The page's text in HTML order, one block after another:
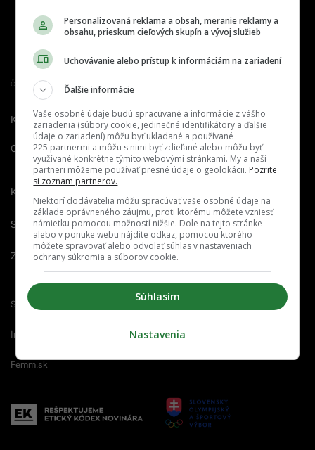
Člen združenia IAB Slovakia
Kontakt Inzercia Cenník
O nás Redakcia
Nahlásiť
chybu
Kariéra
Spravovať notifikácie
Zrušiť predplatné
Startitup.sk
Interez.sk Emefka.sk
Femm.sk
Personalizovaná reklama a obsah, meranie reklamy a
obsahu, prieskum cieľových skupín a vývoj služieb
Uchovávanie alebo prístup k informáciám na zariadení
Ďalšie informácie
Vaše osobné údaje budú spracúvané a informácie z vášho
zariadenia (súbory cookie, jedinečné identifikátory a ďalšie
údaje o zariadení) môžu byť ukladané a používané
225 partnermi a môžu s nimi byť zdieľané alebo môžu byť
využívané konkrétne týmito webovými stránkami. My a naši
partneri môžeme používať presné údaje o geolokácii. Pozrite
si zoznam partnerov.
Niektorí dodávatelia môžu spracúvať vaše osobné údaje na
základe oprávneného záujmu, proti ktorému môžete vzniesť
námietku pomocou možností nižšie. Dole na tejto stránke
alebo v ponuke webu nájdite odkaz, pomocou ktorého
môžete spravovať alebo odvolať súhlas v nastaveniach
ochrany súkromia a súborov cookie.
Súhlasím
Nastavenia